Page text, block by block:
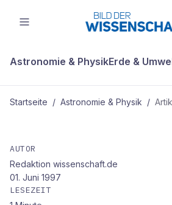
Astronomie & PhysikErde &
Startseite / Astronomie & Physik /
Raumstation im
AUTOR
Redaktion wissenschaft.de
01. Juni 1997
LESEZEIT